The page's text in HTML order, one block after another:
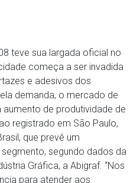
teve sua largada oficial no
começa a ser invadida
e adesivos dos
demanda, o mercado de
de produtividade de
registrado em São Paulo,
que prevê um
segundo dados da
Gráfica, a Abigraf. “Nos
para atender aos